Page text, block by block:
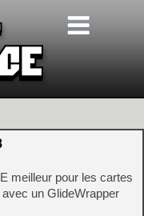
meilleur pour les cartes
un GlideWrapper